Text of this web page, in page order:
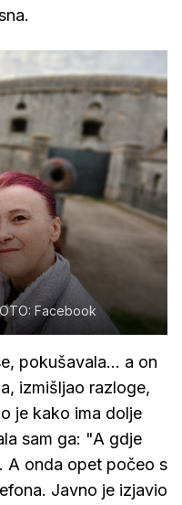
Facebook
pokušavala... a on
izmišljao razloge,
je kako ima dolje
sam ga: "A gdje
A onda opet počeo s
Javno je izjavio